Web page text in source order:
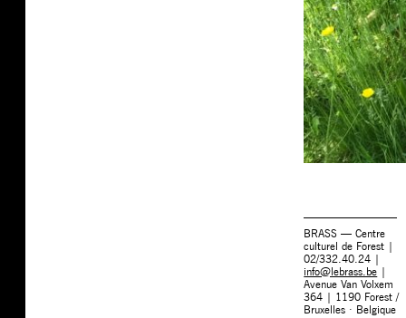
BRASS — Centre
culturel de Forest |
02/332.40.24 |
info@lebrass.be |
Avenue Van Volxem
364 | 1190 Forest /
Bruxelles · Belgique